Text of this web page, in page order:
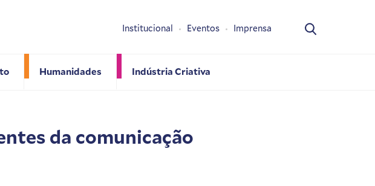
Humanidades Indústria Criativa
Institucional Eventos Imprensa
da comunicação